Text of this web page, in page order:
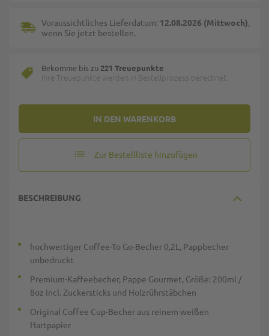
IN DEN WARENKORB
Voraussichtliches Lieferdatum: 12.08.2026 (Mittwoch),
wenn Sie jetzt bestellen.
Bekomme bis zu 221 Treuepunkte
Ihre Treuepunkte werden in Bestellprozess berechnet.
Zur Bestellliste hinzufügen
BESCHREIBUNG
hochwertiger Coffee-To Go-Becher 0,2L, Pappbecher
unbedruckt
Premium-Kaffeebecher, Pappe Gourmet, Größe: 200ml /
8oz incl. Zuckersticks und Holzrührstäbchen
Original Coffee Cup-Becher aus reinem weißen
Hartpapier